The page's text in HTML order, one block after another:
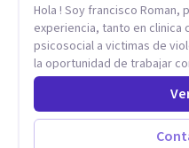
Hola ! Soy francisco Roman,
experiencia, tanto en clinica
psicosocial a victimas de
la oportunidad de trabajar
todos los espacios y esto
aprendizajes que ahora pongo
actualidad puedo atenderte
de lunes a sabado. el costo